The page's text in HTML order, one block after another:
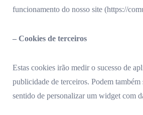
funcionamento do nosso site (https://
– Cookies de terceiros
Estas cookies irão medir o sucesso de
publicidade de terceiros. Podem
sentido de personalizar um widget com